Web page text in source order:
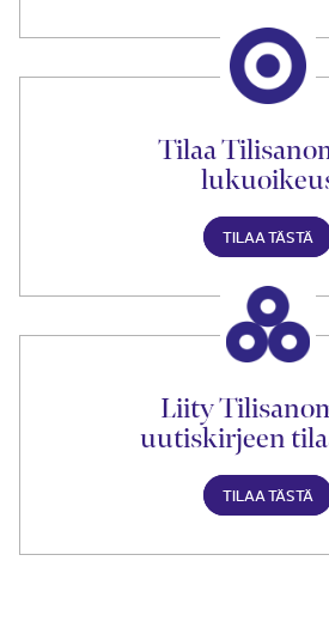
Tilaa
TILAA TÄSTÄ
Liity
uutiskirjeen
TILAA TÄSTÄ